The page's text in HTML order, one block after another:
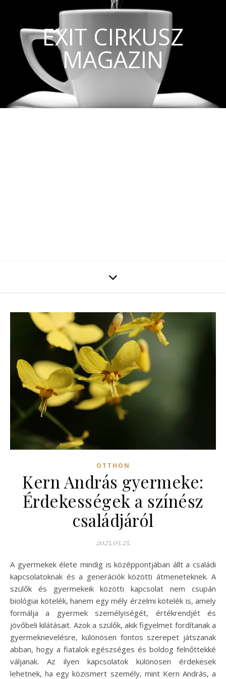
EXIT CIRKUSZ
MAGAZIN
OTTHON
Kern András gyermeke:
Érdekességek a színész
családjáról
2025.05.25.
A gyermekek élete mindig is középpontjában állt a családi
kapcsolatoknak és a generációk közötti átmeneteknek. A
szülők és gyermekeik közötti kapcsolat nem csupán
biológiai kötelék, hanem egy mély érzelmi kötelék is, amely
formálja a gyermek személyiségét, értékrendjét és
jövőbeli kilátásait. Azok a szülők, akik figyelmet fordítanak a
gyermeknevelésre, különösen fontos szerepet játszanak
abban, hogy a fiatalok egészséges és boldog felnőttekké
váljanak. Az ilyen kapcsolatok különösen érdekesek
lehetnek, ha egy közismert személy, mint Kern András, a